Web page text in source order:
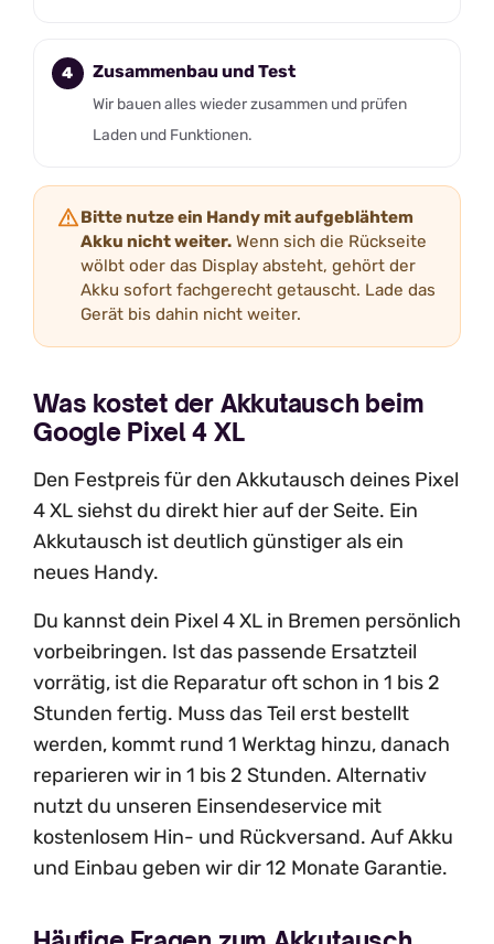
Zusammenbau und Test
Wir bauen alles wieder zusammen und prüfen
Laden und Funktionen.
Bitte nutze ein Handy mit aufgeblähtem
Akku nicht weiter. Wenn sich die Rückseite
wölbt oder das Display absteht, gehört der
Akku sofort fachgerecht getauscht. Lade das
Gerät bis dahin nicht weiter.
Was kostet der Akkutausch beim
Google Pixel 4 XL
Den Festpreis für den Akkutausch deines Pixel
4 XL siehst du direkt hier auf der Seite. Ein
Akkutausch ist deutlich günstiger als ein
neues Handy.
Du kannst dein Pixel 4 XL in Bremen persönlich
vorbeibringen. Ist das passende Ersatzteil
vorrätig, ist die Reparatur oft schon in 1 bis 2
Stunden fertig. Muss das Teil erst bestellt
werden, kommt rund 1 Werktag hinzu, danach
reparieren wir in 1 bis 2 Stunden. Alternativ
nutzt du unseren Einsendeservice mit
kostenlosem Hin- und Rückversand. Auf Akku
und Einbau geben wir dir 12 Monate Garantie.